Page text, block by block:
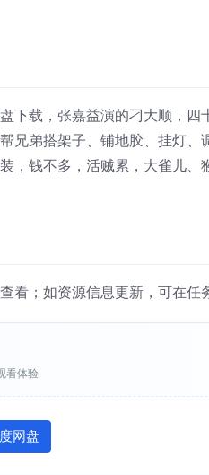
下载，张嘉益演的刁大顺，
兄弟搭架子、铺地胶、挂灯
，钱不多，活贼累，大雀儿
看；如资源信息更新，可在任
看体验
网盘